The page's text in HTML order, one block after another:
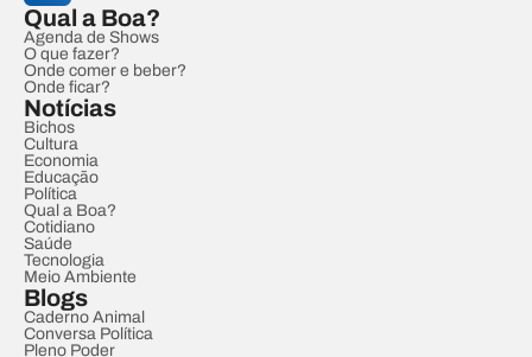
Qual a Boa?
Agenda de Shows
O que fazer?
Onde comer e beber?
Onde ficar?
Notícias
Bichos
Cultura
Economia
Educação
Política
Qual a Boa?
Cotidiano
Saúde
Tecnologia
Meio Ambiente
Blogs
Caderno Animal
Conversa Política
Pleno Poder